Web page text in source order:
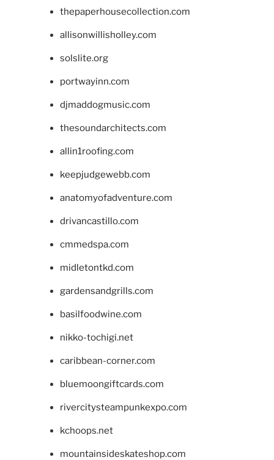
thepaperhousecollection.com
allisonwillisholley.com
solslite.org
portwayinn.com
djmaddogmusic.com
thesoundarchitects.com
allin1roofing.com
keepjudgewebb.com
anatomyofadventure.com
drivancastillo.com
cmmedspa.com
midletontkd.com
gardensandgrills.com
basilfoodwine.com
nikko-tochigi.net
caribbean-corner.com
bluemoongiftcards.com
rivercitysteampunkexpo.com
kchoops.net
mountainsideskateshop.com